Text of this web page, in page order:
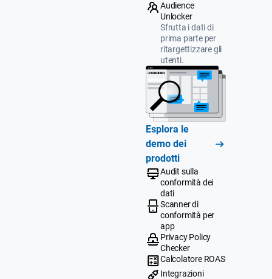
Audience
Unlocker
Sfrutta i dati di
prima parte per
ritargettizzare gli
utenti.
Esplora le
demo dei
prodotti
Audit sulla
conformità dei
dati
Scanner di
conformità per
app
Privacy Policy
Checker
Calcolatore ROAS
Integrazioni